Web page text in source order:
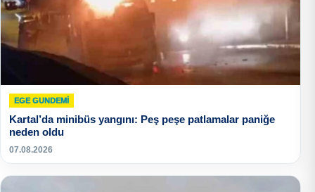
EGE GUNDEMİ
Kartal’da minibüs yangını: Peş peşe patlamalar paniğe
neden oldu
07.08.2026